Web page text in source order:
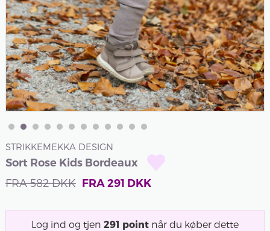
STRIKKEMEKKA DESIGN
Sort Rose Kids Bordeaux
FRA 582DKK FRA291 DKK
Log ind og tjen 291 point når du køber dette